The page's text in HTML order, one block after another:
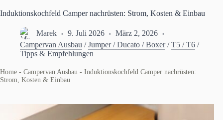
Induktionskochfeld Camper nachrüsten: Strom, Kosten & Einbau
Marek 9. Juli 2026
März 2, 2026
Campervan Ausbau /Jumper / Ducato / Boxer/T5 / T6 /
Tipps & Empfehlungen
Home - Campervan Ausbau - Induktionskochfeld Camper nachrüsten:
Strom, Kosten & Einbau